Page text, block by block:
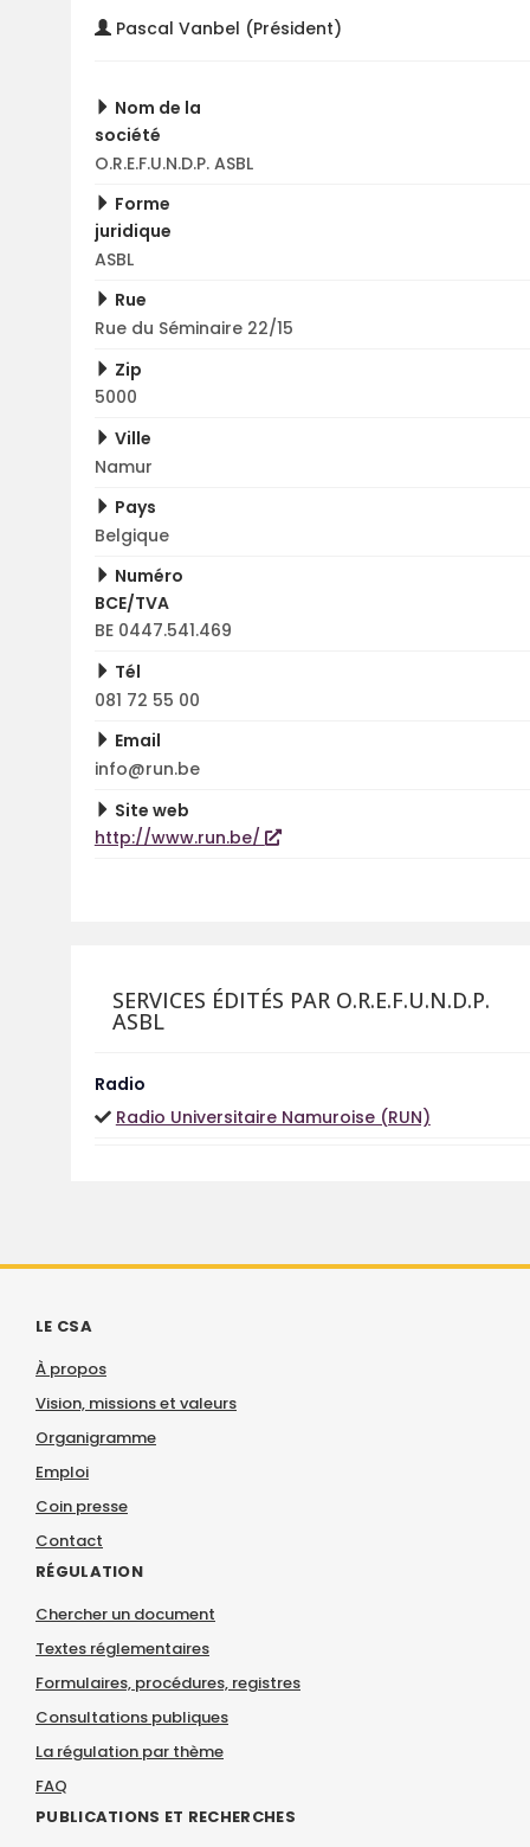
Pascal Vanbel (Président)
Nom de la
société
O.R.E.F.U.N.D.P. ASBL
Forme
juridique
ASBL
Rue
Rue du Séminaire 22/15
Zip
5000
Ville
Namur
Pays
Belgique
Numéro
BCE/TVA
BE 0447.541.469
Tél
081 72 55 00
Email
info@run.be
Site web
http://www.run.be/
SERVICES ÉDITÉS PAR O.R.E.F.U.N.D.P.
ASBL
Radio
Radio Universitaire Namuroise (RUN)
LE CSA
À propos
Vision, missions et valeurs
Organigramme
Emploi
Coin presse
Contact
RÉGULATION
Chercher un document
Textes réglementaires
Formulaires, procédures, registres
Consultations publiques
La régulation par thème
FAQ
PUBLICATIONS ET RECHERCHES